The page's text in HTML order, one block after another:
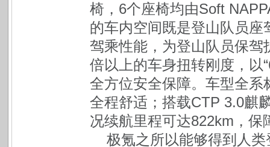
椅，6个座椅均由Soft
的车内空间既是登山队员
驾乘性能，为登山队员保
倍以上的车身扭转刚度，以
全方位安全保障。车型全
全程舒适；搭载CTP 3.0麒
况续航里程可达822km，保
极氪之所以能够得到人